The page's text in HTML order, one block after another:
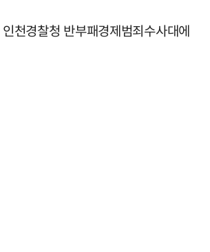
천경찰청 반부패경제범죄수사대에